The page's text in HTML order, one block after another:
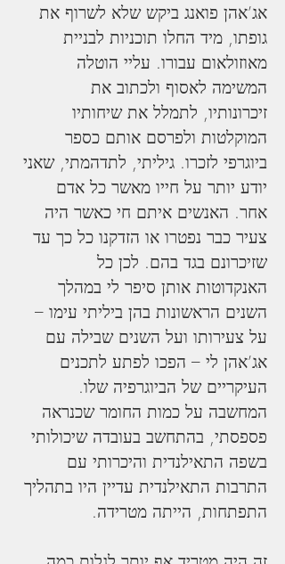
אג’אהן פואנג ביקש שלא לשרוף את
גופתו, מיד החלו תוכניות לבניית
מאוזולאום עבורו. עליי הוטלה
המשימה לאסוף ולכתוב את
זיכרונותיו, לתמלל את שיחותיו
המוקלטות ולפרסם אותם כספר
ביוגרפי לזכרו. גיליתי, לתדהמתי, שאני
יודע יותר על חייו מאשר כל אדם
אחר. האנשים איתם חי כאשר היה
צעיר כבר נפטרו או הזדקנו כל כך עד
שזיכרונם בגד בהם. לכן כל
האנקדוטות אותן סיפר לי במהלך
השנים הראשונות בהן ביליתי עימו –
על צעירותו ועל השנים שבילה עם
אג’אהן לי – הפכו לפתע לתכנים
העיקריים של הביוגרפיה שלו.
המחשבה על כמות החומר שכנראה
פספסתי, בהתחשב בעובדה שיכולותי
בשפה התאילנדית והיכרותי עם
התרבות התאילנדית עדיין היו בתהליך
התפתחות, הייתה מטרידה.